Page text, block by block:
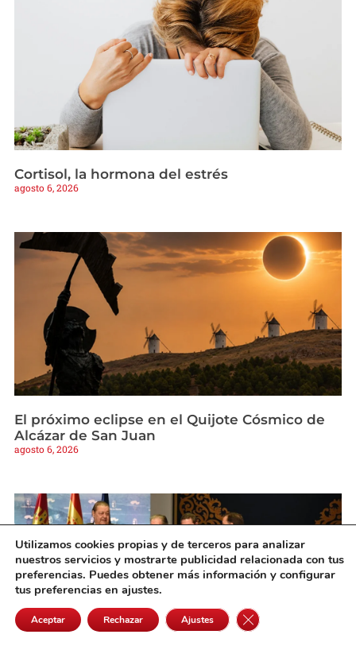
Cortisol, la hormona del estrés
agosto 6, 2026
El próximo eclipse en el Quijote Cósmico de
Alcázar de San Juan
agosto 6, 2026
Utilizamos cookies propias y de terceros para analizar
nuestros servicios y mostrarte publicidad relacionada con tus
preferencias. Puedes obtener más información y configurar
tus preferencias en ajustes.
Aceptar Rechazar Ajustes Cerrar el banner de